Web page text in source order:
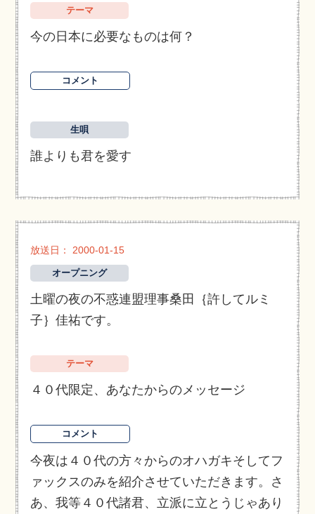
テーマ
今の日本に必要なものは何？
コメント
生唄
誰よりも君を愛す
放送日： 2000-01-15
オープニング
土曜の夜の不惑連盟理事桑田｛許してルミ
子｝佳祐です。
テーマ
４０代限定、あなたからのメッセージ
コメント
今夜は４０代の方々からのオハガキそしてフ
ァックスのみを紹介させていただきます。さ
あ、我等４０代諸君、立派に立とうじゃあり